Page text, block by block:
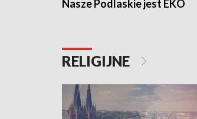
Nasze Podlaskie jest EKO
RELIGIJNE